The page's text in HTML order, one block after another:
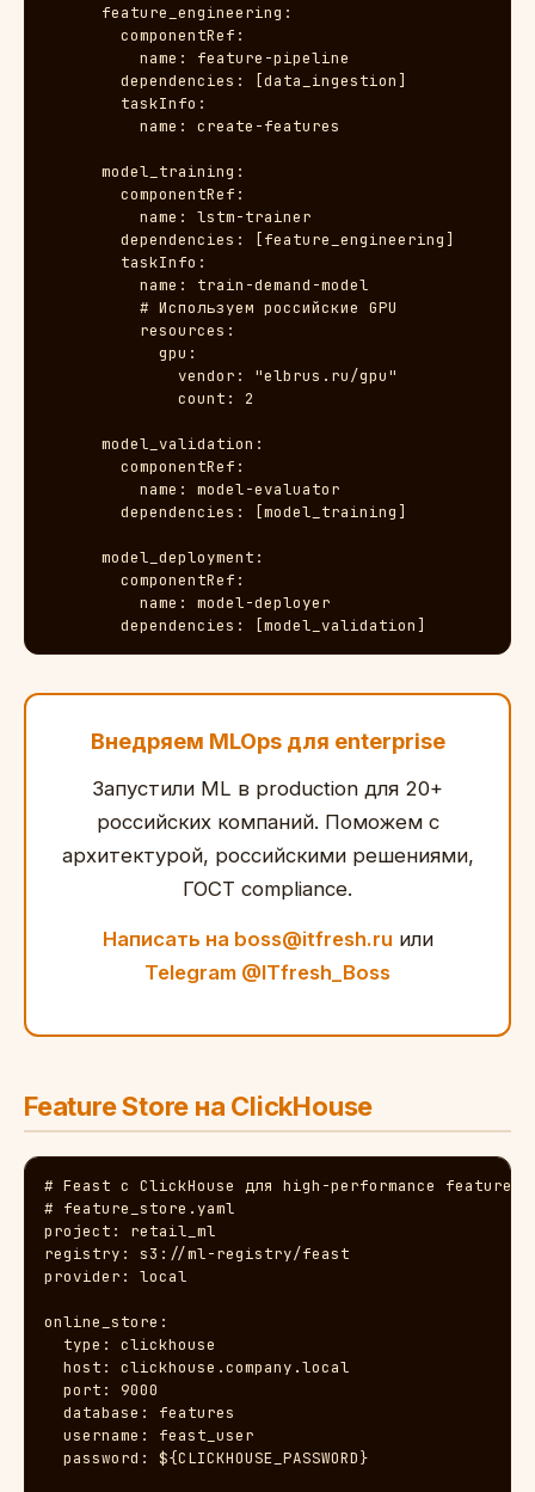
      feature_engineering:
        componentRef:
          name: feature-pipeline
        dependencies: [data_ingestion]
        taskInfo:
          name: create-features
      model_training:
        componentRef:
          name: lstm-trainer
        dependencies: [feature_engineering]
        taskInfo:
          name: train-demand-model
          # Используем российские GPU
          resources:
            gpu:
              vendor: "elbrus.ru/gpu"
              count: 2
      model_validation:
        componentRef:
          name: model-evaluator
        dependencies: [model_training]
      model_deployment:
        componentRef:
          name: model-deployer
        dependencies: [model_validation]
Внедряем MLOps для enterprise
Запустили ML в production для 20+
российских компаний. Поможем с
архитектурой, российскими решениями,
ГОСТ compliance.
Написать на boss@itfresh.ru или
Telegram @ITfresh_Boss
Feature Store на ClickHouse
# Feast с ClickHouse для high-performance features
# feature_store.yaml
project: retail_ml
registry: s3://ml-registry/feast
provider: local
online_store:
  type: clickhouse
  host: clickhouse.company.local
  port: 9000
  database: features
  username: feast_user
  password: ${CLICKHOUSE_PASSWORD}